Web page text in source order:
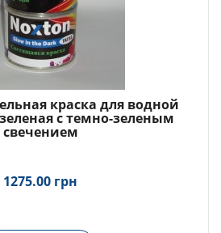
краска для водной
с темно-зеленым
свечением
1275.00 грн